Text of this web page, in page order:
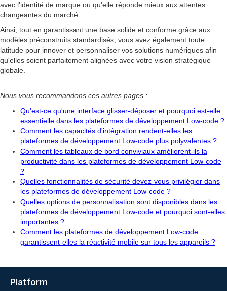
avec l'identité de marque ou qu'elle réponde mieux aux attentes
changeantes du marché.
Ainsi, tout en garantissant une base solide et conforme grâce aux
modèles préconstruits standardisés, vous avez également toute
latitude pour innover et personnaliser vos solutions numériques afin
qu'elles soient parfaitement alignées avec votre vision stratégique
globale.
Nous vous recommandons ces autres pages :
Qu'est-ce qu'une interface glisser-déposer et pourquoi est-elle
essentielle dans les plateformes de développement Low-code ?
Comment les capacités d'intégration rendent-elles les
plateformes de développement Low-code plus polyvalentes ?
Comment les tableaux de bord conviviaux améliorent-ils la
productivité dans les plateformes de développement Low-code
?
Quelles fonctionnalités de sécurité devez-vous privilégier dans
les plateformes de développement Low-code ?
Quelles options de personnalisation sont disponibles dans les
plateformes de développement Low-code et pourquoi sont-elles
importantes ?
Comment les plateformes de développement Low-code
garantissent-elles la réactivité mobile sur tous les appareils ?
Platform